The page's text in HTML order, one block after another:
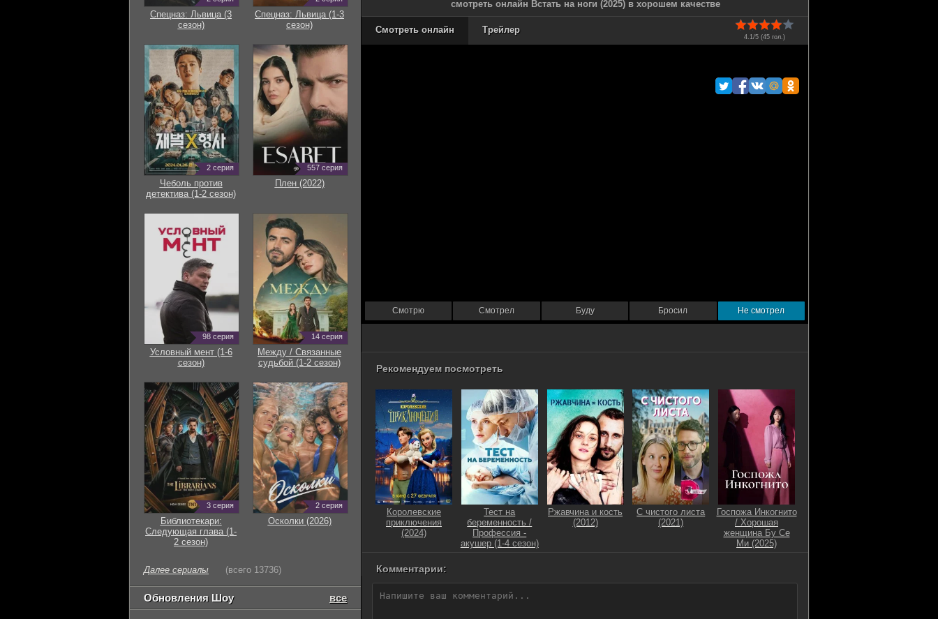
смотреть онлайн Встать на ноги (2025) в хорошем качестве
4.1/5 (45 гол.)
Смотреть онлайн Трейлер
Смотрю Смотрел Буду Бросил Не смотрел
Рекомендуем посмотреть
Королевские
приключения
(2024)
Тест на
беременность /
Профессия -
акушер (1-4 сезон)
Ржавчина и кость
(2012)
С чистого листа
(2021)
Госпожа Инкогнито
/ Хорошая
женщина Бу Се
Ми (2025)
Комментарии:
Спецназ: Львица (3
сезон)
Спецназ: Львица (1-3
сезон)
2 серия
Чеболь против
детектива (1-2 сезон)
557 серия
Плен (2022)
98 серия
Условный мент (1-6
сезон)
14 серия
Между / Связанные
судьбой (1-2 сезон)
3 серия
Библиотекари:
Следующая глава (1-
2 сезон)
2 серия
Осколки (2026)
Далее сериалы (всего 13736)
Обновления Шоу все